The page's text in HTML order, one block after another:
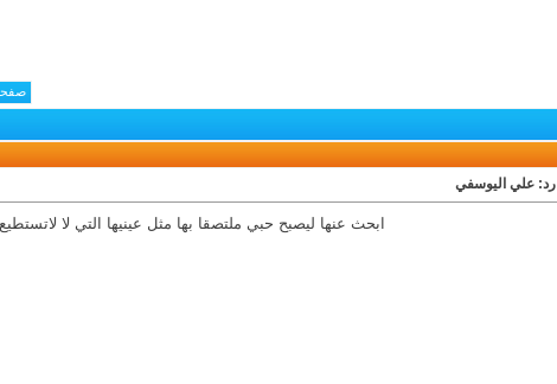
صفحة 3
رد: علي اليوسفي
ابحث عنها ليصبح حبي ملتصقا بها مثل عينيها التي لا لاتستطيع